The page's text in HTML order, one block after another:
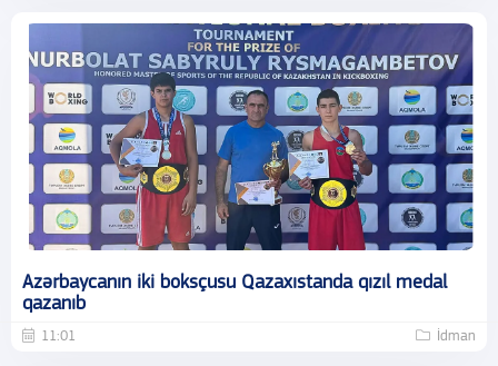
Azərbaycanın iki boksçusu Qazaxıstanda qızıl medal
qazanıb
11:01 İdman